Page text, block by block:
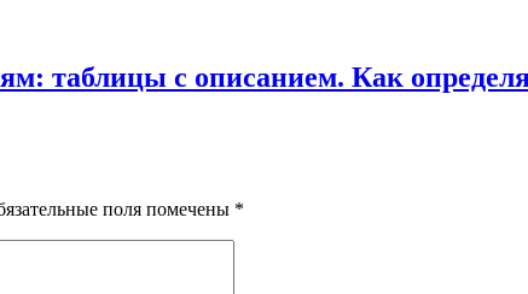
таблицы с описанием. Как
поля помечены *